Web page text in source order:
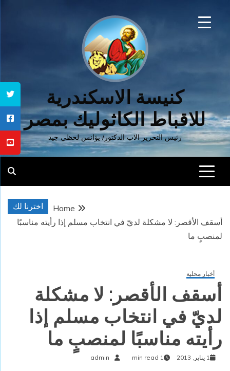
كنيسة الاسكندرية
للاقباط الكاثوليك بمصر
رئيس التحرير الاب الدكتور/ يؤانس لحظي جيد
اخترنا لك
Home
أسقف الأقصر: لا مشكلة لديّ في انتخاب مسلم إذا رأيته مناسبًا
لمنصبٍ ما
أخبار محلية
أسقف الأقصر: لا مشكلة
لديّ في انتخاب مسلم إذا
رأيته مناسبًا لمنصبٍ ما
1 يناير, 2013 1 min read
admin